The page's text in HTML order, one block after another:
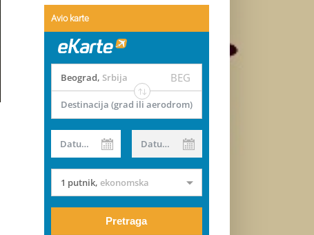
Avio karte
Beograd, Srbija BEG
Destinacija (grad ili aerodrom)
Datum od Datum do
1 putnik, ekonomska
Pretraga